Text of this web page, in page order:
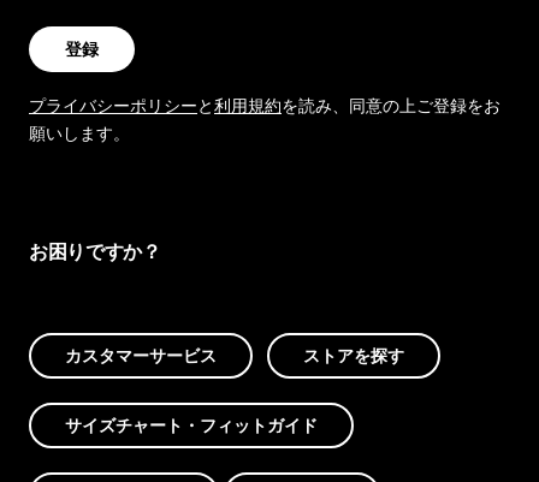
登録
プライバシーポリシーと利用規約を読み、同意の上ご登録をお
願いします。
お困りですか？
カスタマーサービス ストアを探す
サイズチャート・フィットガイド